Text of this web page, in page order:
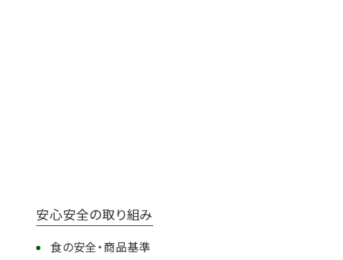
安心安全の取り組み
食の安全・商品基準